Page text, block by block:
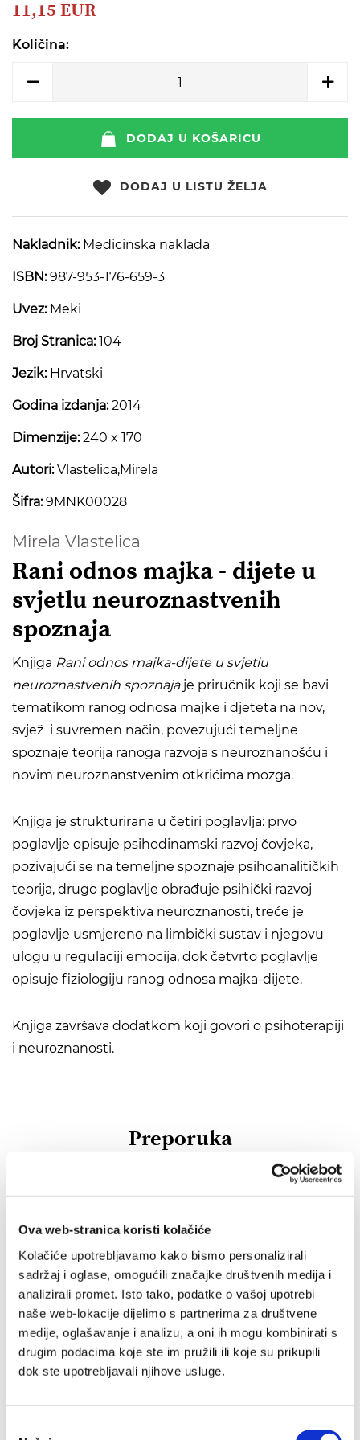
Ova web-stranica koristi kolačiće
Kolačiće upotrebljavamo kako bismo personalizirali
sadržaj i oglase, omogućili značajke društvenih medija i
analizirali promet. Isto tako, podatke o vašoj upotrebi
naše web-lokacije dijelimo s partnerima za društvene
medije, oglašavanje i analizu, a oni ih mogu kombinirati s
drugim podacima koje ste im pružili ili koje su prikupili
dok ste upotrebljavali njihove usluge.
of
images
11,15 EUR
Količina:
DODAJ U KOŠARICU
DODAJ U LISTU ŽELJA
Nakladnik: Medicinska naklada
ISBN:987-953-176-659-3
Uvez:Meki
Broj Stranica:104
Jezik:Hrvatski
Godina izdanja:2014
Dimenzije:240 x 170
Autori:Vlastelica,Mirela
Šifra:9MNK00028
Mirela Vlastelica
Rani odnos majka - dijete u
svjetlu neuroznastvenih
spoznaja
Knjiga Rani odnos majka-dijete u svjetlu
neuroznastvenih spoznajaje priručnik koji se bavi
tematikom ranog odnosa majke i djeteta na nov,
svjež i suvremen način, povezujući temeljne
spoznaje teorija ranoga razvoja s neuroznanošću i
novim neuroznanstvenim otkrićima mozga.
Knjiga je strukturirana u četiri poglavlja: prvo
poglavlje opisuje psihodinamski razvoj čovjeka,
pozivajući se na temeljne spoznaje psihoanalitičkih
teorija, drugo poglavlje obrađuje psihički razvoj
čovjeka iz perspektiva neuroznanosti, treće je
poglavlje usmjereno na limbički sustav i njegovu
ulogu u regulaciji emocija, dok četvrto poglavlje
opisuje fiziologiju ranog odnosa majka-dijete.
Knjiga završava dodatkom koji govori o psihoterapiji
i neuroznanosti.
Preporuka
OD ISTOG NAKLADNIKA